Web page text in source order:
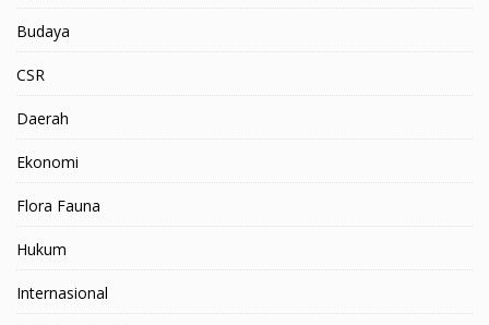
Budaya
CSR
Daerah
Ekonomi
Flora Fauna
Hukum
Internasional